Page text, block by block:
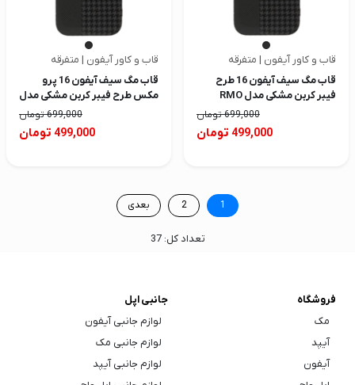
قاب و کاور آیفون | متفرقه
قاب مگ سیف آیفون 16 طرح
فیبر کربن مشکی مدل RMO
699,000تومان
499,000 تومان
قاب و کاور آیفون | متفرقه
قاب مگ سیف آیفون 16 پرو
مکس طرح فیبر کربن مشکی مدل
699,000تومان
499,000 تومان
1
2 بعدی
تعداد کل: 37
فروشگاه
مک
آیپد
آیفون
جانبی اپل
لوازم جانبی آیفون
لوازم جانبی مک
لوازم جانبی آیپد